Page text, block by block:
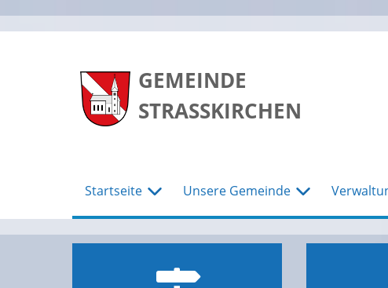
GEMEINDE
STRASSKIRCHEN
Startseite Unsere Gemeinde